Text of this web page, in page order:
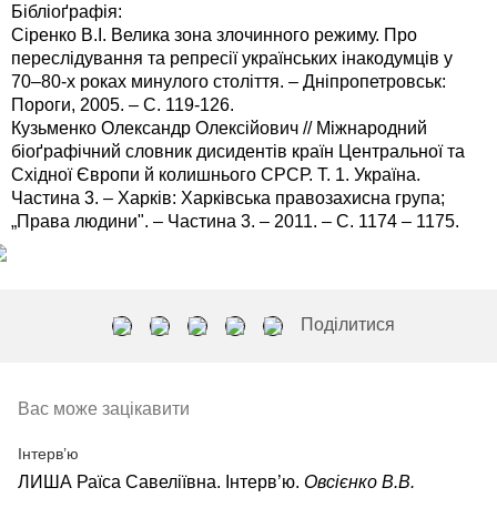
Бібліоґрафія:
Сіренко В.І. Велика зона злочинного режиму. Про
переслідування та репресії українських інакодумців у
70–80-х роках минулого століття. – Дніпропетровськ:
Пороги, 2005. – С. 119-126.
Кузьменко Олександр Олексійович // Міжнародний
біоґрафічний словник дисидентів країн Центральної та
Східної Європи й колишнього СРСР. Т. 1. Україна.
Частина 3. – Харків: Харківська правозахисна група;
„Права людини". – Частина 3. – 2011. – С. 1174 – 1175.
Поділитися
Вас може зацікавити
Інтерв’ю
ЛИША Раїса Савеліївна. Інтерв’ю. Овсієнко В.В.